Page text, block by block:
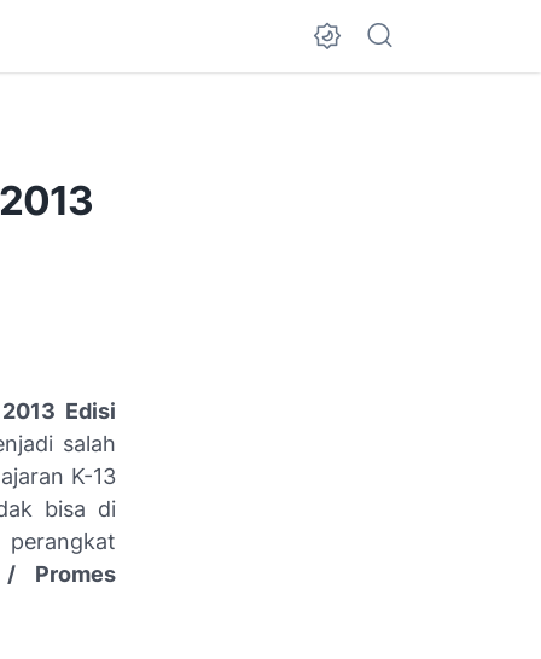
Edisi
salah
K-13
bisa di
/ Promes